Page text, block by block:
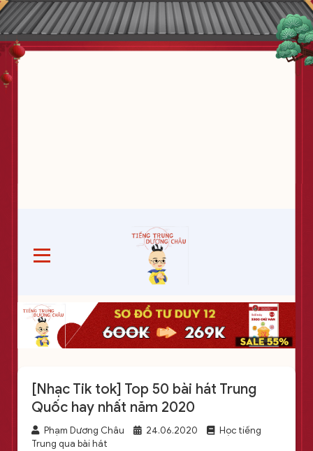
[Nhạc Tik tok] Top 50 bài hát Trung
Quốc hay nhất năm 2020
Phạm Dương Châu 24.06.2020
Học tiếng
Trung qua bài hát